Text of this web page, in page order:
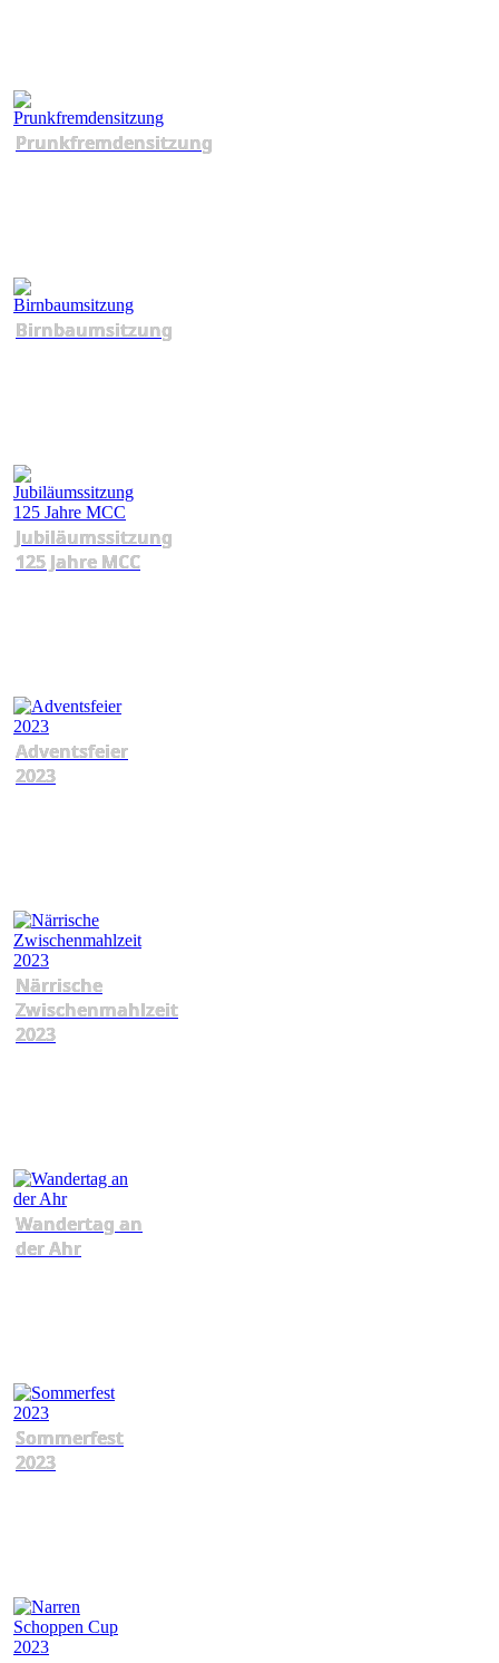
Prunkfremdensitzung
Birnbaumsitzung
Jubiläumssitzung
125 Jahre MCC
Adventsfeier
2023
Närrische
Zwischenmahlzeit
2023
Wandertag an
der Ahr
Sommerfest
2023